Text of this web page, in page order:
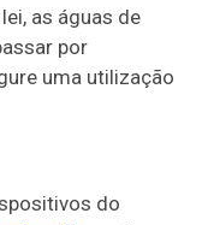
as águas de
por
uma utilização
do